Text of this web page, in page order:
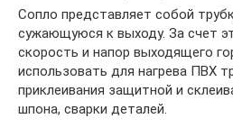
Сопло представляет собой
сужающуюся к выходу. За счет
скорость и напор выходящего
использовать для нагрева ПВХ
приклеивания защитной и
шпона, сварки деталей.